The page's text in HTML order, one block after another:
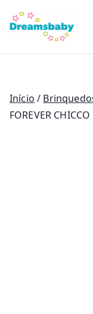
para
conteúdo
Início /
FOREVER CHICCO